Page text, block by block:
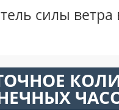
силы ветра